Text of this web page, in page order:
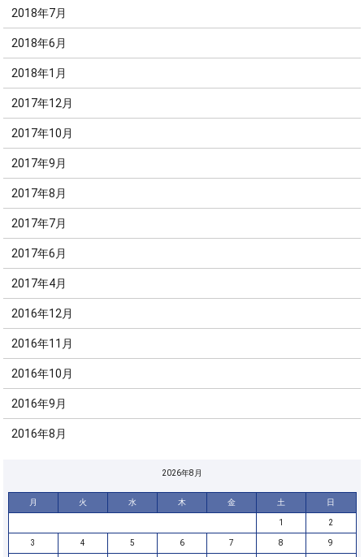
2018年7月
2018年6月
2018年1月
2017年12月
2017年10月
2017年9月
2017年8月
2017年7月
2017年6月
2017年4月
2016年12月
2016年11月
2016年10月
2016年9月
2016年8月
2026年8月
月 火 水 木 金 土 日
1 2
3 4 5 6 7 8 9